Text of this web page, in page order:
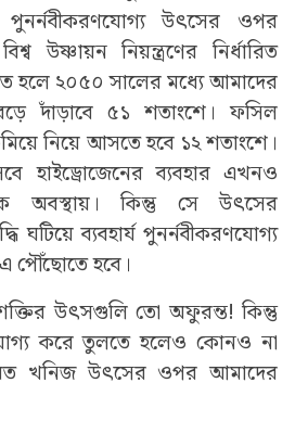
উৎসের ওপর
উষ্ণায়ন নিয়ন্ত্রণের নির্ধারিত
হলে ২০৫০ সালের মধ্যে আমাদের
দাঁড়াবে ৫১ শতাংশে। ফসিল
নিয়ে আসতে হবে ১২ শতাংশে।
হাইড্রোজেনের ব্যবহার এখনও
অবস্থায়। কিন্তু সে উৎসের
ঘটিয়ে ব্যবহার্য পুনর্নবীকরণযোগ্য
পৌঁছোতে হবে।
উৎসগুলি তো অফুরন্ত! কিন্তু
করে তুলতে হলেও কোনও না
খনিজ উৎসের ওপর আমাদের